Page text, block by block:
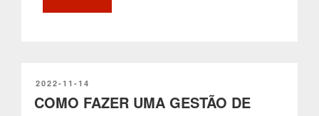
de
PUBLICADO
EM
2022-11-14
COMO FAZER UMA GESTÃO DE